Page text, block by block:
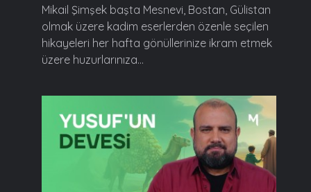
Mikail Şimşek başta Mesnevi, Bostan, Gülistan
olmak üzere kadim eserlerden özenle seçilen
hikayeleri her hafta gönüllerinize ikram etmek
üzere huzurlarınıza...